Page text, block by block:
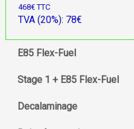
468€ TTC
TVA (20%): 78€
E85 Flex-Fuel
Stage 1 + E85 Flex-Fuel
Decalaminage